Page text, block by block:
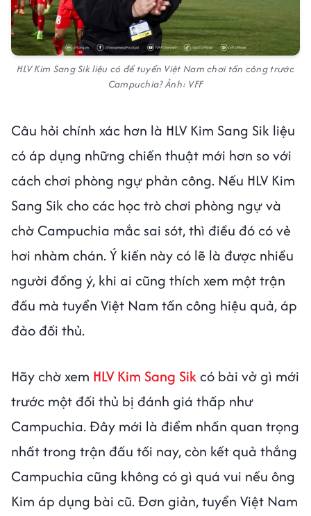
HLV Kim Sang Sik liệu có để tuyển Việt Nam chơi tấn công trước
Campuchia? Ảnh: VFF
Câu hỏi chính xác hơn là HLV Kim Sang Sik liệu
có áp dụng những chiến thuật mới hơn so với
cách chơi phòng ngự phản công. Nếu HLV Kim
Sang Sik cho các học trò chơi phòng ngự và
chờ Campuchia mắc sai sót, thì điều đó có vẻ
hơi nhàm chán. Ý kiến này có lẽ là được nhiều
người đồng ý, khi ai cũng thích xem một trận
đấu mà tuyển Việt Nam tấn công hiệu quả, áp
đảo đối thủ.
Hãy chờ xem HLV Kim Sang Sikcó bài vở gì mới
trước một đối thủ bị đánh giá thấp như
Campuchia. Đây mới là điểm nhấn quan trọng
nhất trong trận đấu tối nay, còn kết quả thắng
Campuchia cũng không có gì quá vui nếu ông
Kim áp dụng bài cũ. Đơn giản, tuyển Việt Nam